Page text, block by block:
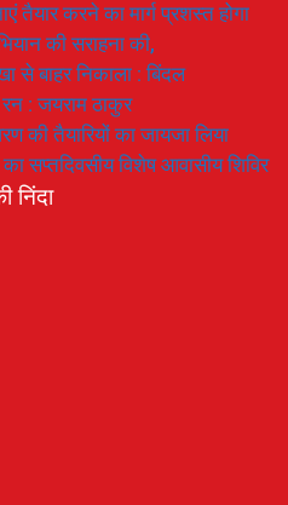
तैयार करने का मार्ग प्रशस्त होगा
की सराहना की,
से बाहर निकाला : बिंदल
: जयराम ठाकुर
की तैयारियों का जायजा लिया
सप्तदिवसीय विशेष आवासीय शिविर
निंदा